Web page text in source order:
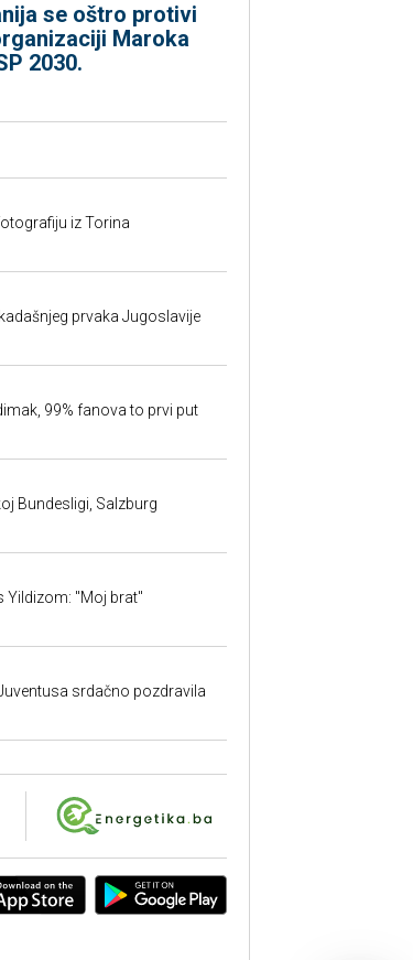
se oštro protivi
Maroka
2030.
iz Torina
prvaka Jugoslavije
99% fanova to prvi put
Bundesligi, Salzburg
Yildizom: "Moj brat"
srdačno pozdravila